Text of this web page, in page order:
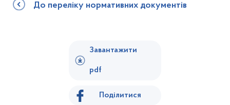
До переліку нормативних документів
Завантажити
pdf
Поділитися